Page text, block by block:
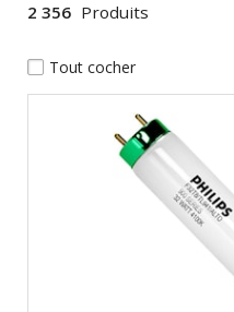
2 356 Produits
Tout cocher